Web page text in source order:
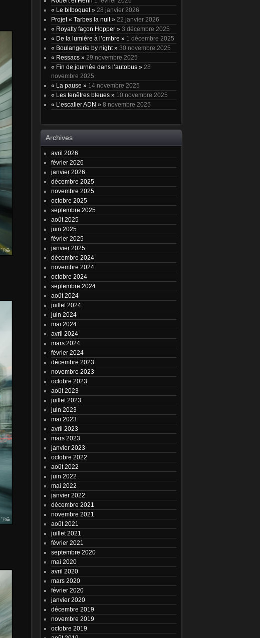
« Le bilboquet » 28 janvier 2026
Projet « Tarbes la nuit » 22 janvier 2026
« Royalty façon Hopper » 3 décembre 2025
« De la lumière à l’ombre » 1 décembre 2025
« Boulangerie by night » 30 novembre 2025
« Ressacs » 29 novembre 2025
« Fin de journée dans l’autobus » 28
novembre 2025
« La pause » 14 novembre 2025
« Les fenêtres bleues » 10 novembre 2025
« L’escalier ADN » 8 novembre 2025
Archives
avril 2026
février 2026
janvier 2026
décembre 2025
novembre 2025
octobre 2025
septembre 2025
août 2025
juin 2025
février 2025
janvier 2025
décembre 2024
novembre 2024
octobre 2024
septembre 2024
août 2024
juillet 2024
juin 2024
mai 2024
avril 2024
mars 2024
février 2024
décembre 2023
novembre 2023
octobre 2023
août 2023
juillet 2023
juin 2023
mai 2023
avril 2023
mars 2023
janvier 2023
octobre 2022
août 2022
juin 2022
mai 2022
janvier 2022
décembre 2021
novembre 2021
août 2021
juillet 2021
février 2021
septembre 2020
mai 2020
avril 2020
mars 2020
février 2020
janvier 2020
décembre 2019
novembre 2019
octobre 2019